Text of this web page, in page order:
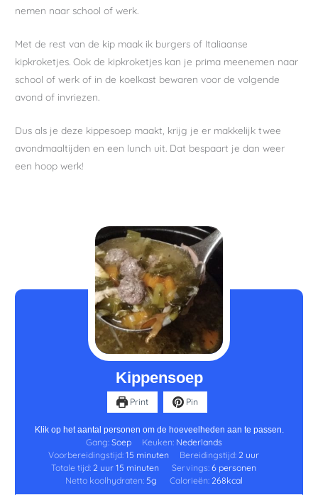
nemen naar school of werk.
Met de rest van de kip maak ik burgers of Italiaanse
kipkroketjes. Ook de kipkroketjes kan je prima meenemen naar
school of werk of in de koelkast bewaren voor de volgende
avond of invriezen.
Dus als je deze kippesoep maakt, krijg je er makkelijk twee
avondmaaltijden en een lunch uit. Dat bespaart je dan weer
een hoop werk!
Kippensoep
Print Pin
Klik op het aantal personen om de hoeveelheden aan te passen.
Gang: Soep Keuken: Nederlands
Voorbereidingstijd:15
minuten
minuten Bereidingstijd: 2 uur
Totale tijd: 2
uur
uur 15
minuten
minuten Servings: 6 personen
Netto koolhydraten: 5g Calorieën: 268kcal